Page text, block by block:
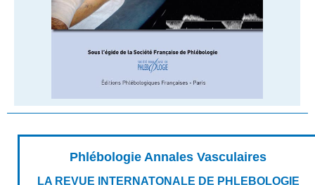
Phlébologie Annales Vasculaires
LA REVUE INTERNATONALE DE PHLEBOLOGIE